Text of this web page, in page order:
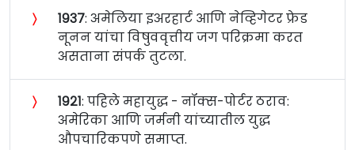
〉 १९३७: अमेलिया इअरहार्ट आणि नेव्हिगेटर फ्रेड
नूनन यांचा विषुववृत्तीय जग परिक्रमा करत
असताना संपर्क तुटला.
〉 १९२१: पहिले महायुद्ध - नॉक्स-पोर्टर ठराव:
अमेरिका आणि जर्मनी यांच्यातील युद्ध
औपचारिकपणे समाप्त.